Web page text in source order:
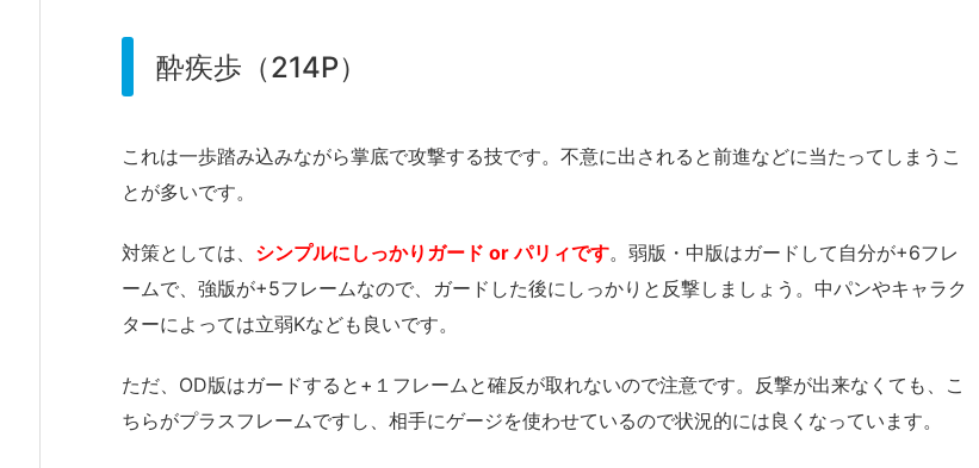
酔疾歩（214P）
これは一歩踏み込みながら掌底で攻撃する技です。不意に出されると前進などに当たってしまうこ
とが多いです。
対策としては、 シンプルにしっかりガード or パリィです。弱版・中版はガードして自分が+6フレ
ームで、強版が+5フレームなので、ガードした後にしっかりと反撃しましょう。中パンやキャラク
ターによっては立弱Kなども良いです。
ただ、OD版はガードすると+１フレームと確反が取れないので注意です。反撃が出来なくても、こ
ちらがプラスフレームですし、相手にゲージを使わせているので状況的には良くなっています。